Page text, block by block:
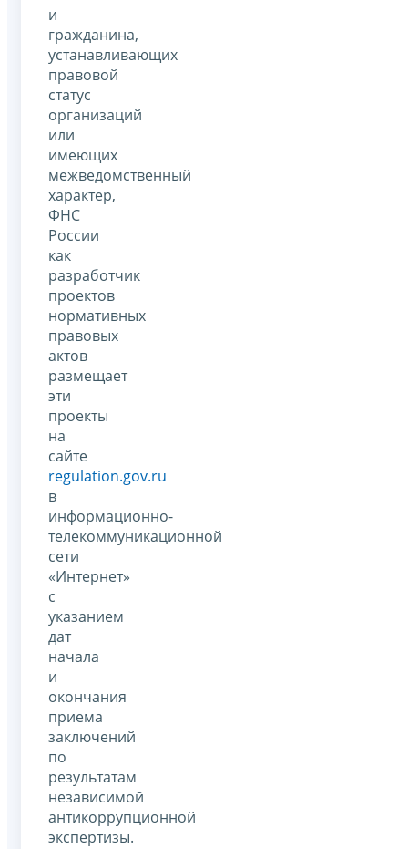
и
гражданина,
устанавливающих
правовой
статус
организаций
или
имеющих
межведомственный
характер,
ФНС
России
как
разработчик
проектов
нормативных
правовых
актов
размещает
эти
проекты
на
сайте
regulation.gov.ru
в
информационно-
телекоммуникационной
сети
«Интернет»
с
указанием
дат
начала
и
окончания
приема
заключений
по
результатам
независимой
антикоррупционной
экспертизы.